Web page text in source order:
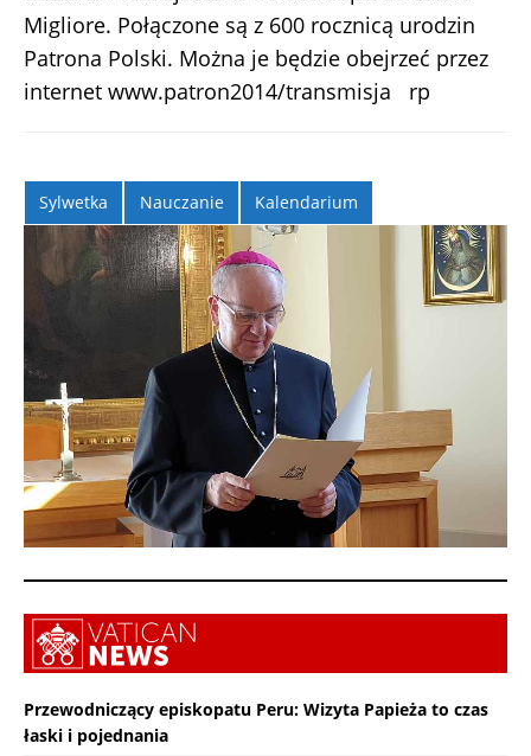
Migliore. Połączone są z 600 rocznicą urodzin
Patrona Polski. Można je będzie obejrzeć przez
internet www.patron2014/transmisja rp
Sylwetka Nauczanie Kalendarium
Przewodniczący episkopatu Peru: Wizyta Papieża to czas
łaski i pojednania